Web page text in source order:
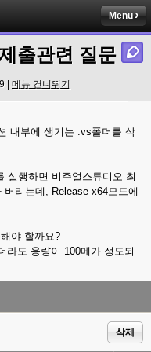
Menu
출관련 질문
| 메뉴 건너뛰기
내부에 생기는 .vs폴더를 삭
실행하면 비주얼스튜디오 최
리는데, Release x64모드에
야 할까요?
라도 용량이 100메가 정도되
삭제